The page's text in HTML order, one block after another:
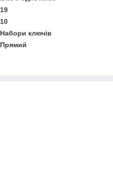
19
10
Набори ключів
Прямий